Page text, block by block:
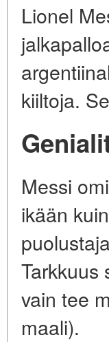
Lionel
kiiltoja.
Messi
ikään
Tarkkuus
vain tee
maali).